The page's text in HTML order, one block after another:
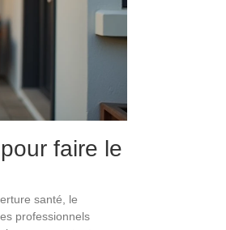
faire le
santé, le
professionnels